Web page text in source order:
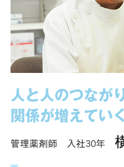
人と人のつなが
関係が増えてい
管理薬剤師 入社30年